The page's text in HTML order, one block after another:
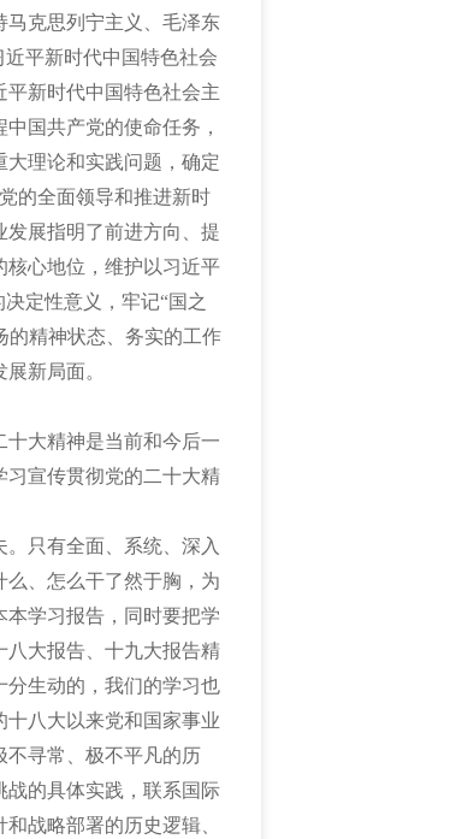
马克思列宁主义、毛泽东
平新时代中国特色社会
平新时代中国特色社会主
国共产党的使命任务，
理论和实践问题，确定
的全面领导和推进新时
展指明了前进方向、提
核心地位，维护以习近平
定性意义，牢记“国之
的精神状态、务实的工作
新局面。
大精神是当前和今后一
习宣传贯彻党的二十大精
只有全面、系统、深入
、怎么干了然于胸，为
学习报告，同时要把学
八大报告、十九大报告精
分生动的，我们的学习也
八大以来党和国家事业
不寻常、极不平凡的历
战的具体实践，联系国际
战略部署的历史逻辑、